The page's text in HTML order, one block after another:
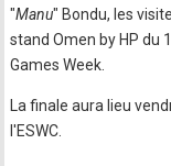
"Manu" Bondu, les
stand Omen by HP du
Games Week.
La finale aura lieu
l'ESWC.